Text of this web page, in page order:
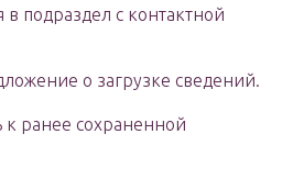
подраздел с контактной
о загрузке сведений.
к ранее сохраненной